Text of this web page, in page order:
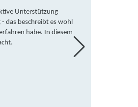
Unterstützung
das beschreibt es wohl
habe. In diesem